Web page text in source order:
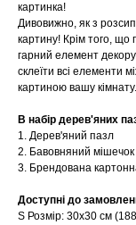
картинка!
Дивовижно, як з
картину! Крім того,
гарний елемент
склеїти всі елементи
картиною вашу кімнату.
В набір дерев'яних
1. Дерев'яний пазл
2. Бавовняний
3. Брендована
Доступні до
S Розмір: 30х30 см